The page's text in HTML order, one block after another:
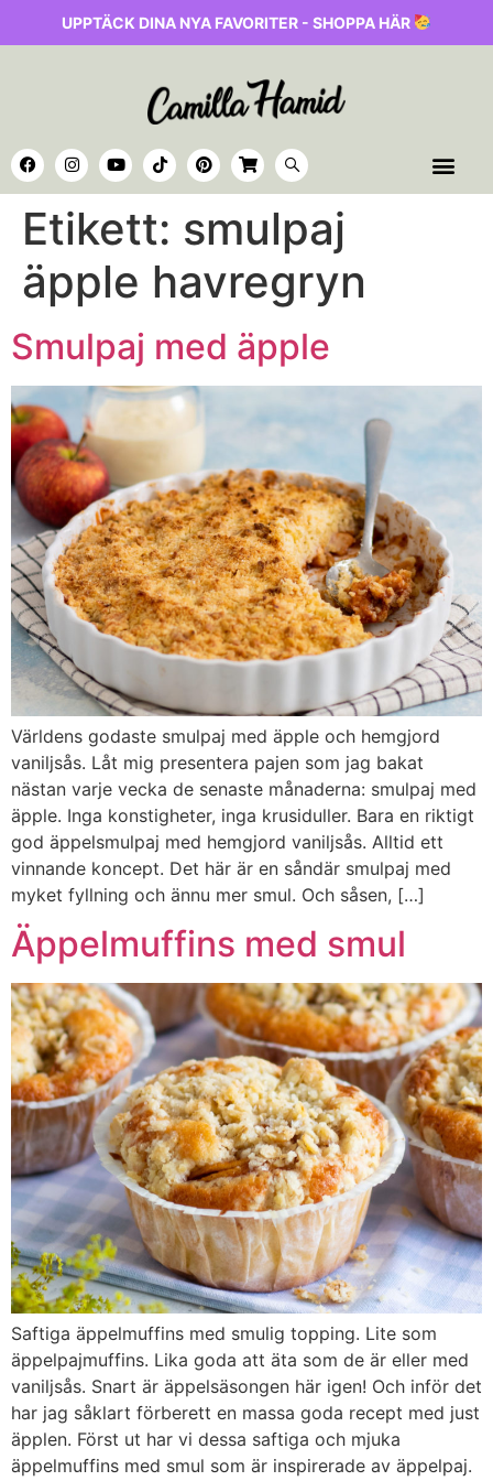
UPPTÄCK DINA NYA FAVORITER - SHOPPA HÄR
Etikett: smulpaj
äpple havregryn
Smulpaj med äpple
Världens godaste smulpaj med äpple och hemgjord
vaniljsås. Låt mig presentera pajen som jag bakat
nästan varje vecka de senaste månaderna: smulpaj med
äpple. Inga konstigheter, inga krusiduller. Bara en riktigt
god äppelsmulpaj med hemgjord vaniljsås. Alltid ett
vinnande koncept. Det här är en såndär smulpaj med
myket fyllning och ännu mer smul. Och såsen, […]
Äppelmuffins med smul
Saftiga äppelmuffins med smulig topping. Lite som
äppelpajmuffins. Lika goda att äta som de är eller med
vaniljsås. Snart är äppelsäsongen här igen! Och inför det
har jag såklart förberett en massa goda recept med just
äpplen. Först ut har vi dessa saftiga och mjuka
äppelmuffins med smul som är inspirerade av äppelpaj.